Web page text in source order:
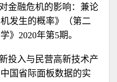
金融危机的影响：兼论
发生的概率》（第二
》2020年第5期。
投入与民营高新技术产
国省际面板数据的实